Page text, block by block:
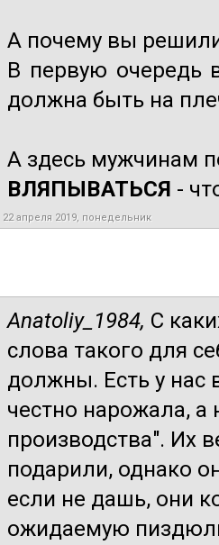
А почему вы
В первую очередь
должна быть на
А здесь мужчинам
ВЛЯПЫВАТЬСЯ -
22 апреля 2019, понедельник
Anatoliy_1984, С
слова такого для
должны. Есть у нас
честно нарожала, а
производства". Их
подарили, однако
если не дашь, они
ожидаемую